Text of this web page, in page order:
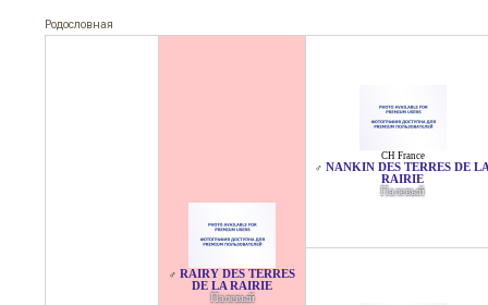
Родословная
♂ RAIRY DES TERRES
DE LA RAIRIE
Палевый
CH France
♂ NANKIN DES TERRES DE
RAIRIE
Палевый